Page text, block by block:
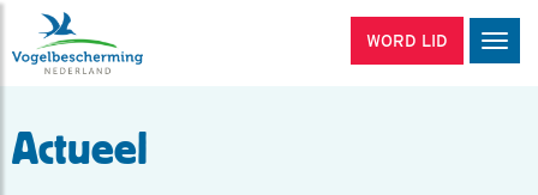
WORD LID
Actueel